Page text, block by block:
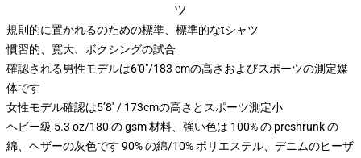
ツ
規則的に置かれるのための標準、標準的なtシャツ
慣習的、寛大、ボクシングの試合
確認される男性モデルは6'0"/183 cmの高さおよびスポーツの測定媒
体です
女性モデル確認は5’8′′ / 173cmの高さとスポーツ測定小
ヘビー級 5.3 oz/180 の gsm 材料、強い色は 100% の preshrunk の
綿、ヘザーの灰色です 90% の綿/10% ポリエステル、デニムのヒーザ